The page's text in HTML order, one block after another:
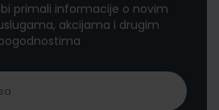
bi primali informacije o novim
akcijama i drugim